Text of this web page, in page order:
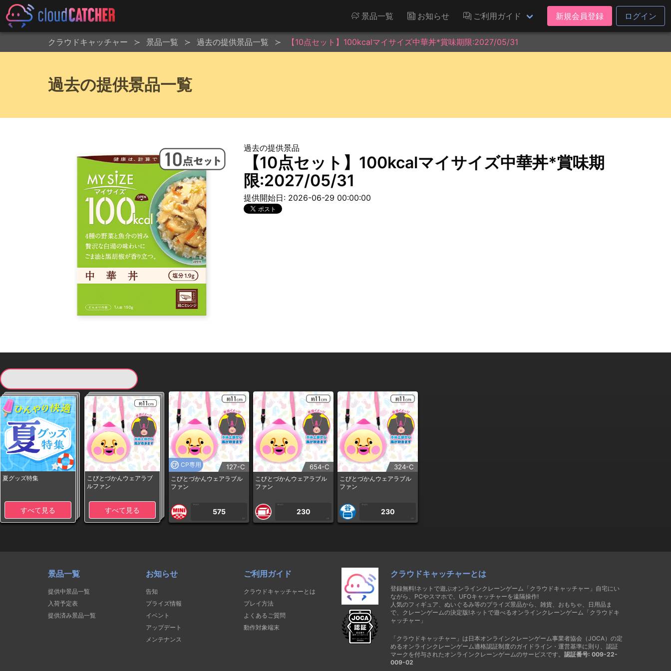
景品一覧 お知らせ ご利用ガイド 新規会員登録 ログイン
クラウドキャッチャー 景品一覧 過去の提供景品一覧 【10点セット】100kcalマイサイズ中華丼*賞味期限:2027/05/31
過去の提供景品一覧
過去の提供景品
【10点セット】100kcalマイサイズ中華丼*賞味期
限:2027/05/31
提供開始日: 2026-06-29 00:00:00
夏グッズ特集
すべて見る
こびとづかんウェアラブ
ルファン
すべて見る
CP専用 127-C
こびとづかんウェアラブル
ファン
1PLAY
575
CP
654-C
こびとづかんウェアラブル
ファン
1PLAY
230
CP
324-C
こびとづかんウェアラブル
ファン
1PLAY
230
CP
景品一覧
提供中景品一覧
入荷予定表
提供済み景品一覧
お知らせ
告知
プライズ情報
イベント
アップデート
メンテナンス
ご利用ガイド
クラウドキャッチャーとは
プレイ方法
よくあるご質問
動作対象端末
クラウドキャッチャーとは
登録無料!ネットで遊ぶオンラインクレーンゲーム「クラウドキャッチャー」自宅にい
ながら、PCやスマホで、UFOキャッチャーを遠隔操作!
人気のフィギュア、ぬいぐるみ等のプライズ景品から、雑貨、おもちゃ、日用品ま
で、クレーンゲームの決定版!ネットで遊べるオンラインクレーンゲーム「クラウドキ
ャッチャー」
「クラウドキャッチャー」は日本オンラインクレーンゲーム事業者協会（JOCA）の定
めるオンラインクレーンゲーム適格認証制度のガイドライン・運営基準に則り、認証
マークを付与されたオンラインクレーンゲームのサービスです。 認証番号: 009-22-
009-02